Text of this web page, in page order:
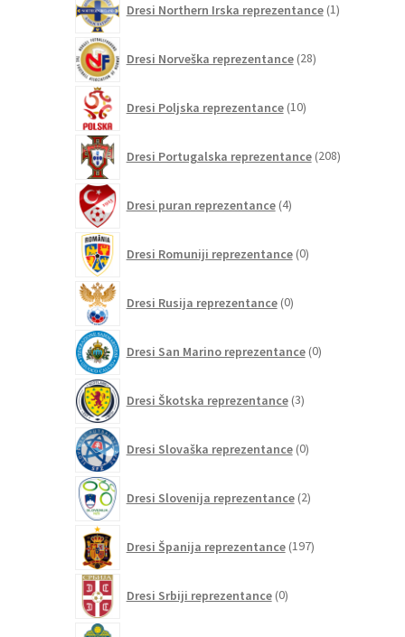
Dresi Northern Irska reprezentance 1izdelek
Dresi Norveška reprezentance 28izdelkov
Dresi Poljska reprezentance 10izdelkov
Dresi Portugalska reprezentance 208izdelkov
Dresi puran reprezentance 4izdelki
Dresi Romuniji reprezentance 0izdelkov
Dresi Rusija reprezentance 0izdelkov
Dresi San Marino reprezentance 0izdelkov
Dresi Škotska reprezentance 3izdelki
Dresi Slovaška reprezentance 0izdelkov
Dresi Slovenija reprezentance 2izdelka
Dresi Španija reprezentance 197izdelkov
Dresi Srbiji reprezentance 0izdelkov